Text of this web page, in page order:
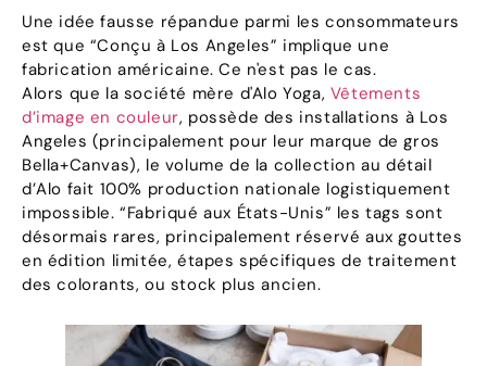
Une idée fausse répandue parmi les consommateurs
est que “Conçu à Los Angeles” implique une
fabrication américaine. Ce n'est pas le cas.
Alors que la société mère d'Alo Yoga, Vêtements
d’image en couleur, possède des installations à Los
Angeles (principalement pour leur marque de gros
Bella+Canvas), le volume de la collection au détail
d’Alo fait 100% production nationale logistiquement
impossible. “Fabriqué aux États-Unis” les tags sont
désormais rares, principalement réservé aux gouttes
en édition limitée, étapes spécifiques de traitement
des colorants, ou stock plus ancien.